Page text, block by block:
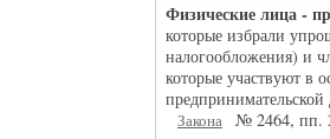
Физические лица -
которые избрали
налогообложения) и
которые участвуют в
Закона № 2464, пп.